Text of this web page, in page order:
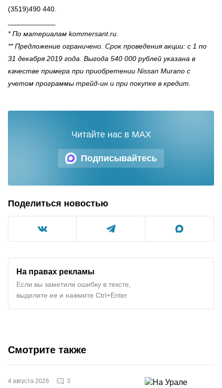
(3519)490 440.
* По материалам kommersant.ru.
** Предложение ограничено. Срок проведения акции: с 1 по
31 декабря 2019 года. Выгода 540 000 рублей указана в
качестве примера при приобретении Nissan Murano с
учетом программы трейд-ин и при покупке в кредит.
Подписывайтесь
Читайте нас в MAX
Поделиться новостью
На правах рекламы
Если вы заметили ошибку в тексте,
выделите ее и нажмите Ctrl+Enter
Смотрите также
4 августа 2026 3